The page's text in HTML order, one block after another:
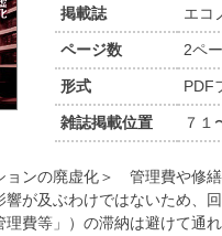
掲載誌
エコ
ページ数 2ペ
形式 PDF
雑誌掲載位置 ７１
ンの廃虚化＞ 管理費や修繕
響が及ぶわけではないため
費等」）の滞納は避けて通